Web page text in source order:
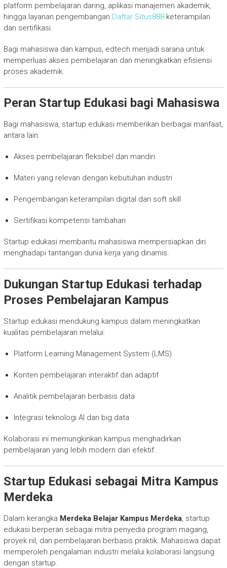
platform pembelajaran daring, aplikasi manajemen akademik,
hingga layanan pengembangan Daftar Situs888keterampilan
dan sertifikasi.
Bagi mahasiswa dan kampus, edtech menjadi sarana untuk
memperluas akses pembelajaran dan meningkatkan efisiensi
proses akademik.
Peran Startup Edukasi bagi Mahasiswa
Bagi mahasiswa, startup edukasi memberikan berbagai manfaat,
antara lain:
Akses pembelajaran fleksibel dan mandiri
Materi yang relevan dengan kebutuhan industri
Pengembangan keterampilan digital dan soft skill
Sertifikasi kompetensi tambahan
Startup edukasi membantu mahasiswa mempersiapkan diri
menghadapi tantangan dunia kerja yang dinamis.
Dukungan Startup Edukasi terhadap
Proses Pembelajaran Kampus
Startup edukasi mendukung kampus dalam meningkatkan
kualitas pembelajaran melalui:
Platform Learning Management System (LMS)
Konten pembelajaran interaktif dan adaptif
Analitik pembelajaran berbasis data
Integrasi teknologi AI dan big data
Kolaborasi ini memungkinkan kampus menghadirkan
pembelajaran yang lebih modern dan efektif.
Startup Edukasi sebagai Mitra Kampus
Merdeka
Dalam kerangka Merdeka Belajar Kampus Merdeka, startup
edukasi berperan sebagai mitra penyedia program magang,
proyek riil, dan pembelajaran berbasis praktik. Mahasiswa dapat
memperoleh pengalaman industri melalui kolaborasi langsung
dengan startup.